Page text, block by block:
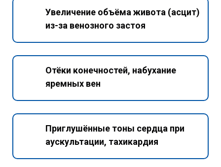
Увеличение объёма живота (асцит)
из-за венозного застоя
Отёки конечностей, набухание
яремных вен
Приглушённые тоны сердца при
аускультации, тахикардия